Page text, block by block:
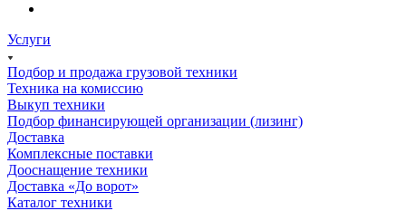
Услуги
Подбор и продажа грузовой техники
Техника на комиссию
Выкуп техники
Подбор финансирующей организации (лизинг)
Доставка
Комплексные поставки
Дооснащение техники
Доставка «До ворот»
Каталог техники